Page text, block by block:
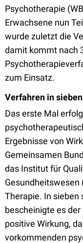
Psychotherapie
Erwachsene nun
wurde zuletzt die
damit kommt nach
zum Einsatz.
Verfahren in
Das erste Mal
Ergebnisse von
Gemeinsamen
das Institut für
Gesundheitswesen
Therapie. In sieben
bescheinigte es
positive Wirkung,
vorkommenden